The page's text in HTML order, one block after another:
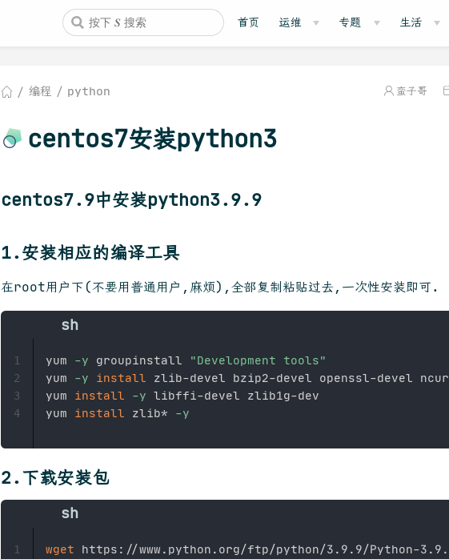
首页 运维 专题 生活
编程 python 蛮子哥
centos7安装python3
centos7.9中安装python3.9.9
1.安装相应的编译工具
在root用户下(不要用普通用户,麻烦),全部复制粘贴过去,一次性安装即可.
yum -y groupinstall
"Development tools"
yum -y install zlib-devel bzip2-devel openssl-devel
yum install -y libffi-devel zlib1g-dev
yum install zlib* -y
1
2
3
4
2.下载安装包
wget
1